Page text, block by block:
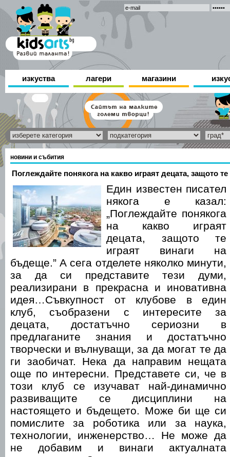
изкуства лагери магазини
новини и събития
Поглеждайте понякога на какво играят децата, защото
Един известен писател
някога е казал:
„Поглеждайте понякога
на какво играят
децата, защото те
играят винаги на
бъдеще.” А сега отделете няколко минути,
за да си представите тези думи,
реализирани в прекрасна и иновативна
идея…Съвкупност от клубове в един
клуб, съобразени с интересите за
децата, достатъчно сериозни в
предлаганите знания и достатъчно
творчески и вълнуващи, за да могат те да
ги заобичат. Нека да направим нещата
още по интересни. Представете си, че в
този клуб се изучават най-динамично
развиващите се дисциплини на
настоящето и бъдещето. Може би ще си
помислите за роботика или за наука,
технологии, инженерство… Не може да
не добавим и винаги актуалната